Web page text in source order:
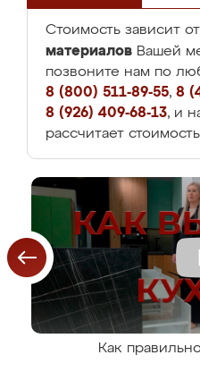
Стоимость зависит от
материалов Вашей
позвоните нам по
8 (800) 511-89-55, 8
8 (926) 409-68-13, и
рассчитает
Как